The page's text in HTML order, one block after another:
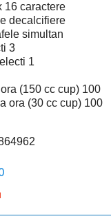
16 caractere
decalcifiere
simultan
3
1
(150 cc cup) 100
ora (30 cc cup) 100